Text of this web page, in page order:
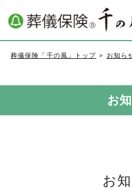
葬儀保険「千の風」トップ お知ら
お
お